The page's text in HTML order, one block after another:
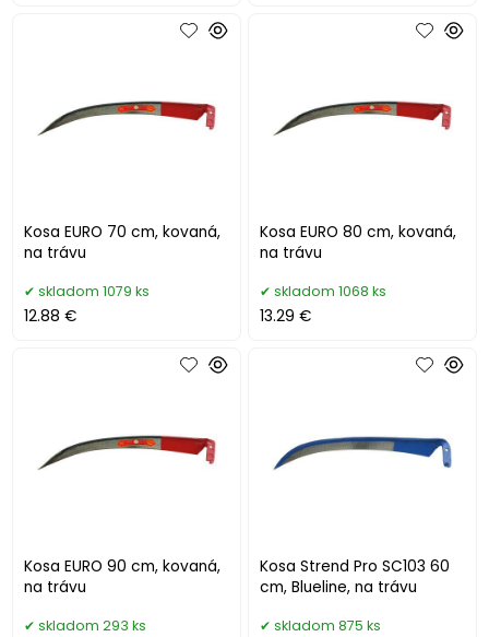
Kosa EURO 70 cm, kovaná,
na trávu
skladom 1079 ks
12.88 €
Kosa EURO 80 cm, kovaná,
na trávu
skladom 1068 ks
13.29 €
Kosa EURO 90 cm, kovaná,
na trávu
skladom 293 ks
Kosa Strend Pro SC103 60
cm, Blueline, na trávu
skladom 875 ks